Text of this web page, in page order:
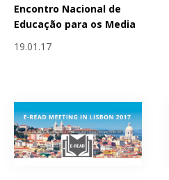
Encontro Nacional de
Educação para os Media
19.01.17